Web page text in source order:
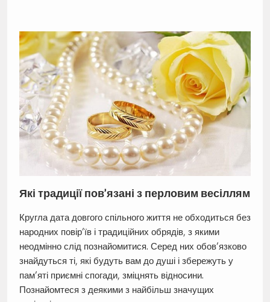
Які традиції пов’язані з перловим весіллям
Кругла дата довгого спільного життя не обходиться без
народних повір’їв і традиційних обрядів, з якими
неодмінно слід познайомитися. Серед них обов’язково
знайдуться ті, які будуть вам до душі і збережуть у
пам’яті приємні спогади, зміцнять відносини.
Познайомтеся з деякими з найбільш значущих